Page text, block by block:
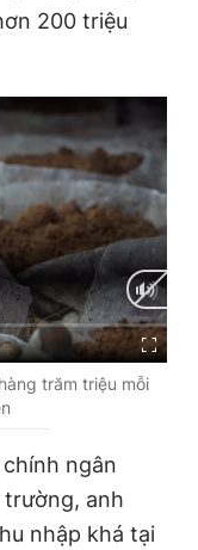
ngày 24.3.2020
Niên. Cấm sao
thuận bằng văn
200 triệu
trăm triệu mỗi
ngân
trường, anh
nhập khá tại